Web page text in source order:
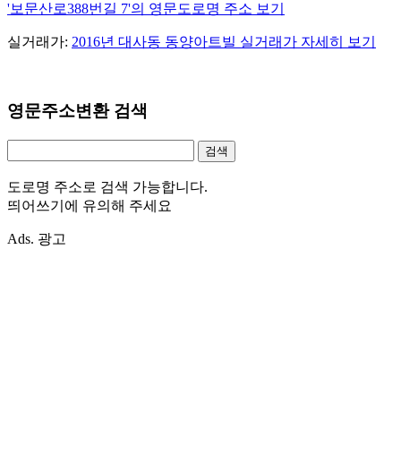
'보문산로388번길 7'의 영문도로명 주소 보기
실거래가: 2016년 대사동 동양아트빌 실거래가 자세히 보기
영문주소변환 검색
도로명 주소로 검색 가능합니다.
띄어쓰기에 유의해 주세요
Ads. 광고